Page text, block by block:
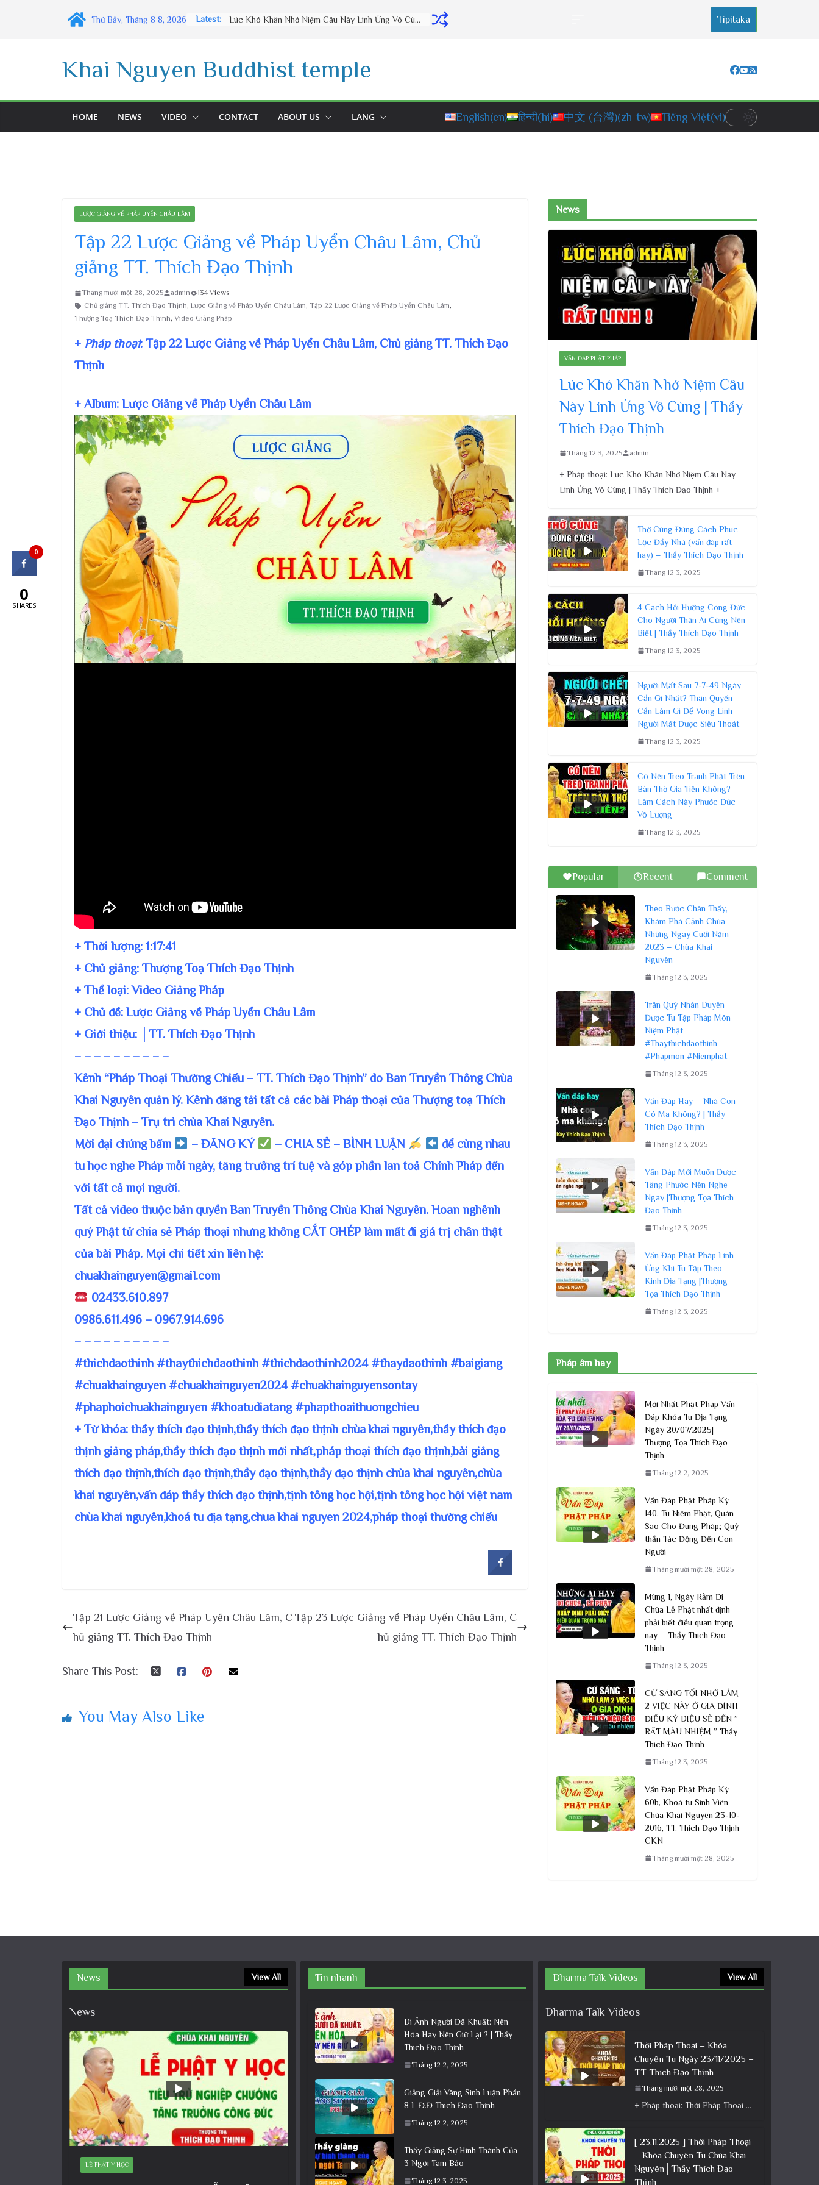
Thứ Bảy, Tháng 8 8, 2026 Latest: Thờ Cúng Đúng Cách Phúc Lộc Đầy Nhà (vấn đáp rất hay) – Thầy Thích Đạo Thịnh Tipitaka
Khai Nguyen Buddhist temple
HOME NEWS VIDEO CONTACT ABOUT US LANG English(en) हिन्दी(hi) 中文 (台灣)(zh-tw) Tiếng Việt(vi)
LƯỢC GIẢNG VỀ PHÁP UYỂN CHÂU LÂM
Tập 22 Lược Giảng về Pháp Uyển Châu Lâm, Chủ
giảng TT. Thích Đạo Thịnh
Tháng mười một 28, 2025 admin
134 Views
Chủ giảng TT. Thích Đạo Thịnh, Lược Giảng về Pháp Uyển Châu Lâm, Tập 22 Lược Giảng về Pháp Uyển Châu Lâm,
Thượng Toạ Thích Đạo Thịnh, Video Giảng Pháp
+ Pháp thoại: Tập 22 Lược Giảng về Pháp Uyển Châu Lâm, Chủ giảng TT. Thích Đạo
Thịnh
+ Album: Lược Giảng về Pháp Uyển Châu Lâm
+ Thời lượng: 1:17:41
+ Chủ giảng: Thượng Toạ Thích Đạo Thịnh
+ Thể loại: Video Giảng Pháp
+ Chủ đề: Lược Giảng về Pháp Uyển Châu Lâm
+ Giới thiệu: │TT. Thích Đạo Thịnh
– – – – – – – – – –
Kênh “Pháp Thoại Thường Chiếu – TT. Thích Đạo Thịnh” do Ban Truyền Thông Chùa
Khai Nguyên quản lý. Kênh đăng tải tất cả các bài Pháp thoại của Thượng toạ Thích
Đạo Thịnh – Trụ trì chùa Khai Nguyên.
Mời đại chúng bấm
– ĐĂNG KÝ – CHIA SẺ – BÌNH LUẬN
để cùng nhau
tu học nghe Pháp mỗi ngày, tăng trưởng trí tuệ và góp phần lan toả Chính Pháp đến
với tất cả mọi người.
Tất cả video thuộc bản quyền Ban Truyền Thông Chùa Khai Nguyên. Hoan nghênh
quý Phật tử chia sẻ Pháp thoại nhưng không CẮT GHÉP làm mất đi giá trị chân thật
của bài Pháp. Mọi chi tiết xin liên hệ:
chuakhainguyen@gmail.com
02433.610.897
0986.611.496 – 0967.914.696
– – – – – – – – – –
#thichdaothinh #thaythichdaothinh #thichdaothinh2024 #thaydaothinh #baigiang
#chuakhainguyen #chuakhainguyen2024 #chuakhainguyensontay
#phaphoichuakhainguyen #khoatudiatang #phapthoaithuongchieu
+ Từ khóa: thầy thích đạo thịnh,thầy thích đạo thịnh chùa khai nguyên,thầy thích đạo
thịnh giảng pháp,thầy thích đạo thịnh mới nhất,pháp thoại thích đạo thịnh,bài giảng
thích đạo thịnh,thích đạo thịnh,thầy đạo thịnh,thầy đạo thịnh chùa khai nguyên,chùa
khai nguyên,vấn đáp thầy thích đạo thịnh,tịnh tông học hội,tịnh tông học hội việt nam
chùa khai nguyên,khoá tu địa tạng,chua khai nguyen 2024,pháp thoại thường chiếu
Tập 21 Lược Giảng về Pháp Uyển Châu Lâm, C
hủ giảng TT. Thích Đạo Thịnh
Tập 23 Lược Giảng về Pháp Uyển Châu Lâm, C
hủ giảng TT. Thích Đạo Thịnh
Share This Post:
You May Also Like
News
VẤN ĐÁP PHẬT PHÁP
Lúc Khó Khăn Nhớ Niệm Câu
Này Linh Ứng Vô Cùng | Thầy
Thích Đạo Thịnh
Tháng 12 3, 2025 admin
+ Pháp thoại: Lúc Khó Khăn Nhớ Niệm Câu Này
Linh Ứng Vô Cùng | Thầy Thích Đạo Thịnh +
Thờ Cúng Đúng Cách Phúc
Lộc Đầy Nhà (vấn đáp rất
hay) – Thầy Thích Đạo Thịnh
Tháng 12 3, 2025
4 Cách Hồi Hướng Công Đức
Cho Người Thân Ai Cũng Nên
Biết | Thầy Thích Đạo Thịnh
Tháng 12 3, 2025
Người Mất Sau 7-7-49 Ngày
Cần Gì Nhất? Thân Quyến
Cần Làm Gì Để Vong Linh
Người Mất Được Siêu Thoát
Tháng 12 3, 2025
Có Nên Treo Tranh Phật Trên
Bàn Thờ Gia Tiên Không?
Làm Cách Này Phước Đức
Vô Lượng
Tháng 12 3, 2025
Popular Recent Comment
Theo Bước Chân Thầy,
Khám Phá Cảnh Chùa
Những Ngày Cuối Năm
2023 – Chùa Khai
Nguyên
Tháng 12 3, 2025
Trân Quý Nhân Duyên
Được Tu Tập Pháp Môn
Niệm Phật
#Thaythichdaothinh
#Phapmon #Niemphat
Tháng 12 3, 2025
Vấn Đáp Hay – Nhà Con
Có Ma Không? | Thầy
Thích Đạo Thịnh
Tháng 12 3, 2025
Vấn Đáp Mới Muốn Được
Tăng Phước Nên Nghe
Ngay |Thượng Tọa Thích
Đạo Thịnh
Tháng 12 3, 2025
Vấn Đáp Phật Pháp Linh
Ứng Khi Tu Tập Theo
Kinh Địa Tạng |Thượng
Tọa Thích Đạo Thịnh
Tháng 12 3, 2025
Pháp âm hay
Mới Nhất Phật Pháp Vấn
Đáp Khóa Tu Địa Tạng
Ngày 20/07/2025|
Thượng Tọa Thích Đạo
Thịnh
Tháng 12 2, 2025
Vấn Đáp Phật Pháp Kỳ
140, Tu Niệm Phật, Quán
Sao Cho Đúng Pháp; Quỷ
thần Tác Động Đến Con
Người
Tháng mười một 28, 2025
Mùng 1, Ngày Rằm Đi
Chùa Lễ Phật nhất định
phải biết điều quan trọng
này – Thầy Thích Đạo
Thịnh
Tháng 12 3, 2025
CỨ SÁNG TỐI NHỚ LÀM
2 VIỆC NÀY Ở GIA ĐÌNH
ĐIỀU KỲ DIỆU SẼ ĐẾN ”
RẤT MÀU NHIỆM ” Thầy
Thích Đạo Thịnh
Tháng 12 3, 2025
Vấn Đáp Phật Pháp Kỳ
60b, Khoá tu Sinh Viên
Chùa Khai Nguyên 23-10-
2016, TT. Thích Đạo Thịnh
CKN
Tháng mười một 28, 2025
News View All
News
LỄ PHẬT Y HỌC
Tin nhanh
Di Ảnh Người Đã Khuất: Nên
Hóa Hay Nên Giữ Lại ? | Thầy
Thích Đạo Thịnh
Tháng 12 2, 2025
Giảng Giải Vãng Sinh Luận Phần
8 L Đ.Đ Thích Đạo Thịnh
Tháng 12 2, 2025
Thầy Giảng Sự Hình Thành Của
3 Ngôi Tam Bảo
Tháng 12 3, 2025
Dharma Talk Videos View All
Dharma Talk Videos
Thời Pháp Thoại – Khóa
Chuyên Tu Ngày 23/11/2025 –
TT Thích Đạo Thịnh
Tháng mười một 28, 2025
+ Pháp thoại: Thời Pháp Thoại – Khóa Chuyên Tu Ngày 23/11/2025 – TT Thích Đạo Thịnh + Album: Pháp
[ 23.11.2025 ] Thời Pháp Thoại
– Khóa Chuyên Tu Chùa Khai
Nguyên│Thầy Thích Đạo
Thịnh
0
0
SHARES